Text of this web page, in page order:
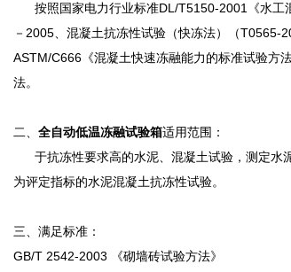
按照国家电力行业标准DL/T5150-2001《水工
－2005、混凝土抗冻性试验（快冻法）（T0565-
ASTM/C666《混凝土快速冻融能力的标准试验方
法。
二、 全自动低温冻融试验箱适用范围：
于抗冻性要求高的水泥、混凝土试验，测定水
为评定指标的水泥混凝土抗冻性试验。
三、满足标准：
GB/T 2542-2003 《砌墙砖试验方法》